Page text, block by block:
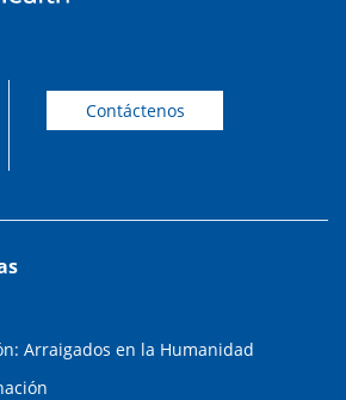
Contáctenos
Arraigados en la Humanidad